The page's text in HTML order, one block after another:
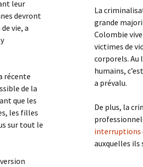
leur
devront
vie, a
récente
de la
que les
les filles
sur tout le
La
grande
Colombie
victimes de
corporels. Au
humains,
a prévalu.
De plus, la
interruptions
auxquelles ils